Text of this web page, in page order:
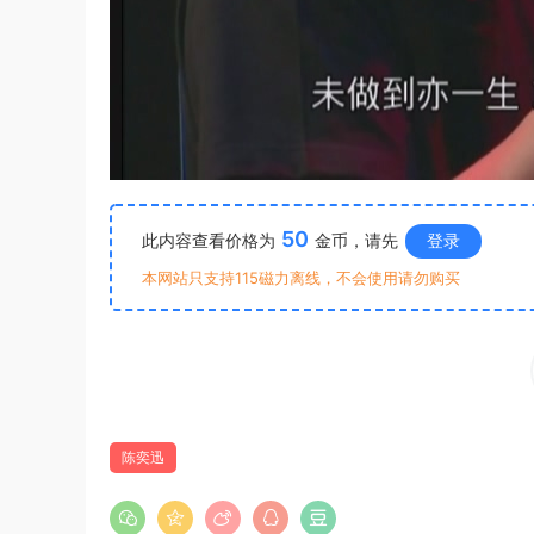
此内容查看价格为 50 金币，请先 登录
本网站只支持115磁力离线，不会使用请勿购买
陈奕迅